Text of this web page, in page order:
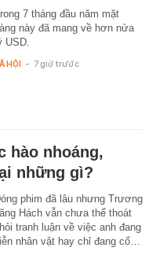
7 tháng đầu năm mặt
này đã mang về hơn nửa
USD.
HỘI - 7 giờ trước
hào nhoáng,
những gì?
phim đã lâu nhưng Trương
Hách vẫn chưa thể thoát
tranh luận về việc anh đang
nhân vật hay chỉ đang cố…